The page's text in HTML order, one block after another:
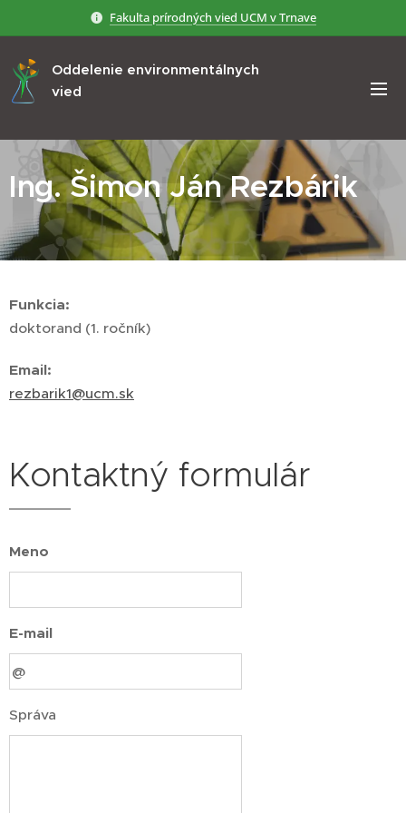
Fakulta prírodných vied UCM v Trnave
Oddelenie environmentálnych
vied
Ing. Šimon Ján Rezbárik
Funkcia:
doktorand (1. ročník)
Email:
rezbarik1@ucm.sk
Kontaktný formulár
Meno
E-mail
Správa